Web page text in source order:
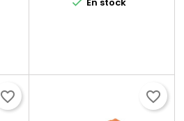
favorite_border favorite_border